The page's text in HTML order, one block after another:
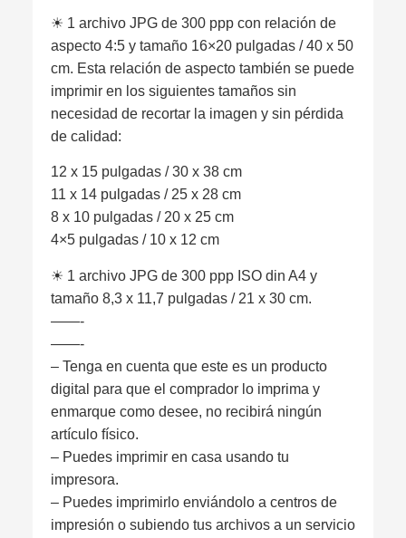
☀︎ 1 archivo JPG de 300 ppp con relación de
aspecto 4:5 y tamaño 16×20 pulgadas / 40 x 50
cm. Esta relación de aspecto también se puede
imprimir en los siguientes tamaños sin
necesidad de recortar la imagen y sin pérdida
de calidad:
12 x 15 pulgadas / 30 x 38 cm
11 x 14 pulgadas / 25 x 28 cm
8 x 10 pulgadas / 20 x 25 cm
4×5 pulgadas / 10 x 12 cm
☀︎ 1 archivo JPG de 300 ppp ISO din A4 y
tamaño 8,3 x 11,7 pulgadas / 21 x 30 cm.
——-
——-
– Tenga en cuenta que este es un producto
digital para que el comprador lo imprima y
enmarque como desee, no recibirá ningún
artículo físico.
– Puedes imprimir en casa usando tu
impresora.
– Puedes imprimirlo enviándolo a centros de
impresión o subiendo tus archivos a un servicio